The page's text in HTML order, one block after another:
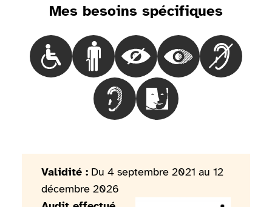
Mes besoins spécifiques
Choisir le besoinLes personnes en fauteuil roulant
Choisir le besoinLes personnes
Choisir le besoinLes
Choisir le besoinLes
Choisir le
Choisir le besoinLes personnes
Choisir le besoinLes
Validité : Du 4 septembre 2021 au 12
décembre 2026